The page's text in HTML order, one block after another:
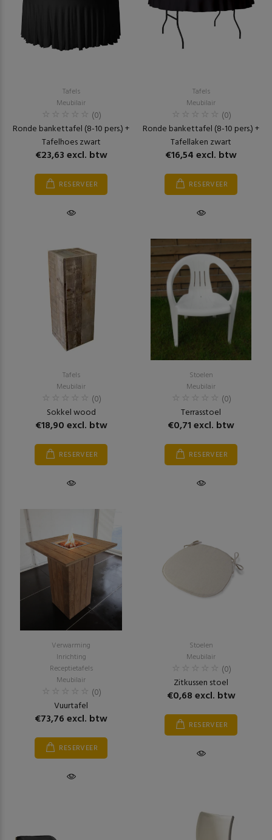
Tafels
Meubilair
(0)
Ronde bankettafel (8-10 pers.) +
Tafelhoes zwart
€23,63 excl. btw
RESERVEER
Tafels
Meubilair
(0)
Ronde bankettafel (8-10 pers.) +
Tafellaken zwart
€16,54 excl. btw
RESERVEER
Tafels
Meubilair
(0)
Sokkel wood
€18,90 excl. btw
RESERVEER
Stoelen
Meubilair
(0)
Terrasstoel
€0,71 excl. btw
RESERVEER
Verwarming
Inrichting
Receptietafels
Meubilair
(0)
Vuurtafel
€73,76 excl. btw
RESERVEER
Stoelen
Meubilair
(0)
Zitkussen stoel
€0,68 excl. btw
RESERVEER